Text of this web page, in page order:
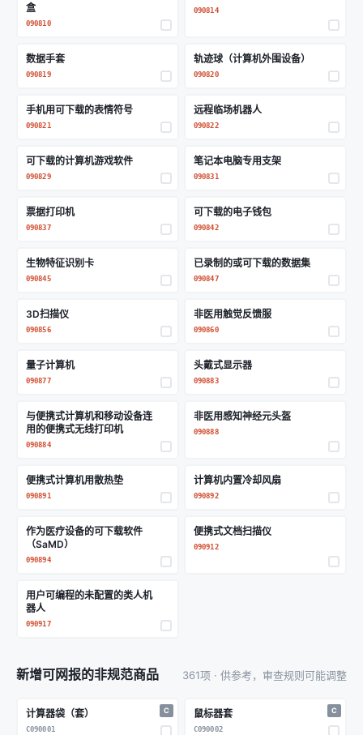
盒
090810
090814
数据手套
090819
轨迹球（计算机外围设备）
090820
手机用可下载的表情符号
090821
远程临场机器人
090822
可下载的计算机游戏软件
090829
笔记本电脑专用支架
090831
票据打印机
090837
可下载的电子钱包
090842
生物特征识别卡
090845
已录制的或可下载的数据集
090847
3D扫描仪
090856
非医用触觉反馈服
090860
量子计算机
090877
头戴式显示器
090883
与便携式计算机和移动设备连
用的便携式无线打印机
090884
非医用感知神经元头盔
090888
便携式计算机用散热垫
090891
计算机内置冷却风扇
090892
作为医疗设备的可下载软件
（SaMD）
090894
便携式文档扫描仪
090912
用户可编程的未配置的类人机
器人
090917
新增可网报的非规范商品 361项 · 供参考，审查规则可能调整
计算器袋（套）
C090001
C 鼠标器套
C090002
C